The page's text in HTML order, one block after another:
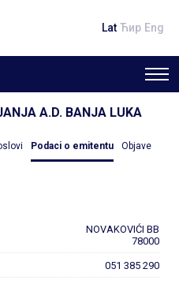
Lat Ћир Eng
A.D. BANJA LUKA
Podaci o emitentu Objave
NOVAKOVIĆI BB
78000
051 385 290